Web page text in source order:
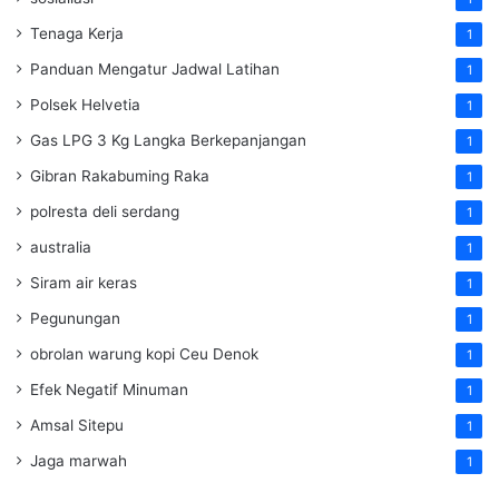
Tenaga Kerja 1
Panduan Mengatur Jadwal Latihan 1
Polsek Helvetia 1
Gas LPG 3 Kg Langka Berkepanjangan 1
Gibran Rakabuming Raka 1
polresta deli serdang 1
australia 1
Siram air keras 1
Pegunungan 1
obrolan warung kopi Ceu Denok 1
Efek Negatif Minuman 1
Amsal Sitepu 1
Jaga marwah 1